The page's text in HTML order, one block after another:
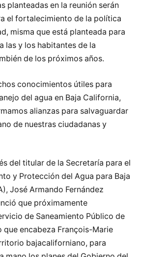
planteadas en la reunión serán
el fortalecimiento de la política
misma que está planteada para
las y los habitantes de la
de los próximos años.
conocimientos útiles para
del agua en Baja California,
alianzas para salvaguardar
de nuestras ciudadanas y
del titular de la Secretaría para el
y Protección del Agua para Baja
José Armando Fernández
que próximamente
de Saneamiento Público de
que encabeza François-Marie
bajacaliforniano, para